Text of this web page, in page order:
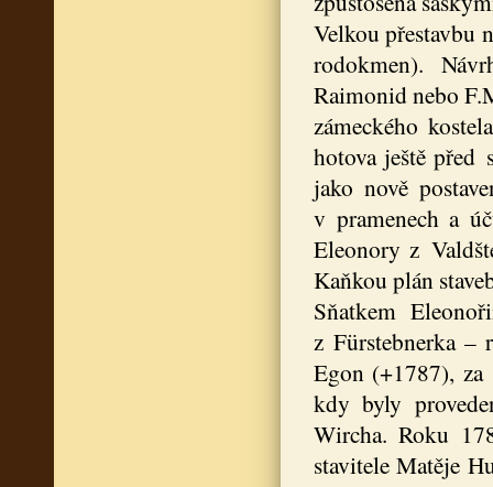
Velkou přestavbu
rodokmen).
Raimonid nebo
zámeckého
hotova ještě před
jako nově
v pramenech a
Eleonory z
Kaňkou plán
Sňatkem
z Fürstebnerka
Egon (+1787), za
kdy byly
Wircha. Roku
stavitele Matěje